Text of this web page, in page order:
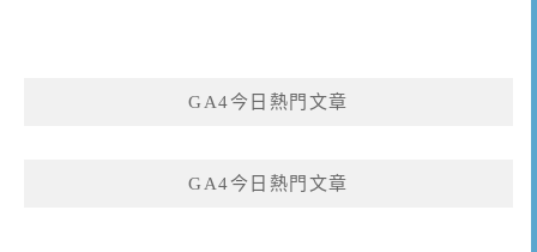
GA4今日熱門文章
GA4今日熱門文章